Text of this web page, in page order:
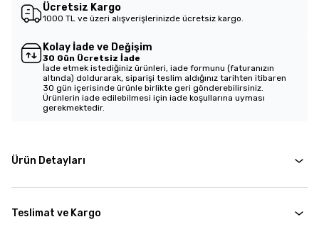
Ücretsiz Kargo
1000 TL ve üzeri alışverişlerinizde ücretsiz kargo.
Kolay İade ve Değişim
30 Gün Ücretsiz İade
İade etmek istediğiniz ürünleri, iade formunu (faturanızın
altında) doldurarak, siparişi teslim aldığınız tarihten itibaren
30 gün içerisinde ürünle birlikte geri gönderebilirsiniz.
Ürünlerin iade edilebilmesi için iade koşullarına uyması
gerekmektedir.
Ürün Detayları
Teslimat ve Kargo